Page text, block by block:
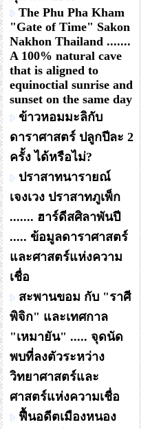
The Phu Pha Kham
"Gate of Time" Sakon
Nakhon Thailand .......
A 100% natural cave
that is aligned to
equinoctial sunrise and
sunset on the same day
ข้าวหอมมะลิกับ
ดาราศาสตร์ ปลูกปีละ 2
ครั้ง ได้หรือไม่?
ปราสาทนารายณ์
เจงเวง ปราสาทภูเพ็ก
....... ฮาร์ดีสศิลาพันปี
..... ข้อมูลดาราศาสตร์
และศาสตร์แห่งความ
เชื่อ
สะพานขอม กับ "ราศี
พิจิก" และเทศกาล
"เหมายัน" ..... จุดนัด
พบที่ลงตัวระหว่าง
วิทยาศาสตร์และ
ศาสตร์แห่งความเชื่อ
ฟื้นอดีตเมืองหนอง